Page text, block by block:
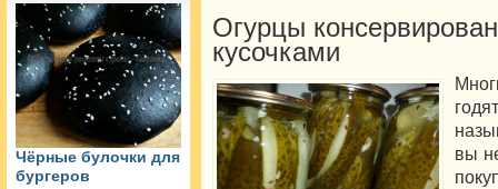
Чёрные булочки для
бургеров
Огурцы
кусочками
вы